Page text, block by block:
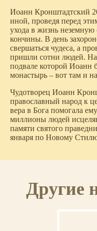
Иоанн Кронштадтский
иной, проведя перед
ухода в жизнь неземную
кончины. В день
свершаться чудеса, а
пришли сотни людей. На
подвале которой Иоанн
монастырь – вот там и
Чудотворец Иоанн
православный народ к
вера в Бога помогала
миллионы людей
памяти святого
января по Новому
Другие